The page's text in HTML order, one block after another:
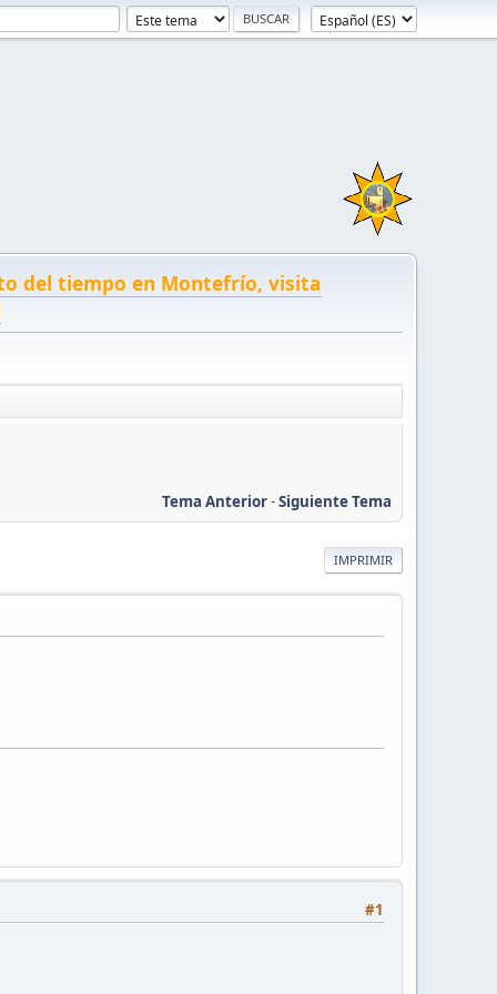
del tiempo en Montefrío, visita
Tema Anterior-Siguiente Tema
IMPRIMIR
#1